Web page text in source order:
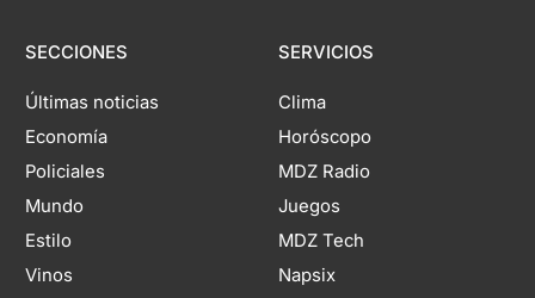
SECCIONES
Últimas noticias
Economía
Policiales
Mundo
Estilo
Vinos
SERVICIOS
Clima
Horóscopo
MDZ Radio
Juegos
MDZ Tech
Napsix